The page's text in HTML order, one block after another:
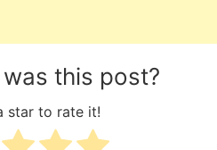
this post?
star to rate it!